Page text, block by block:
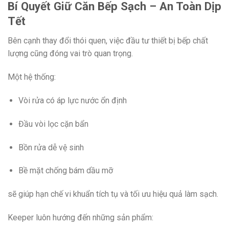
Bí Quyết Giữ Căn Bếp Sạch – An Toàn Dịp
Tết
Bên cạnh thay đổi thói quen, việc đầu tư thiết bị bếp chất
lượng cũng đóng vai trò quan trọng.
Một hệ thống:
Vòi rửa có áp lực nước ổn định
Đầu vòi lọc cặn bẩn
Bồn rửa dễ vệ sinh
Bề mặt chống bám dầu mỡ
sẽ giúp hạn chế vi khuẩn tích tụ và tối ưu hiệu quả làm sạch.
Keeper luôn hướng đến những sản phẩm: